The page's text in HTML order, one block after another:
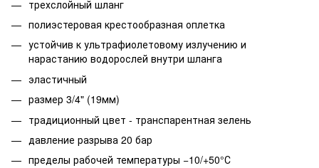
трехслойный шланг
полиэстеровая крестообразная оплетка
устойчив к ультрафиолетовому излучению и
нарастанию водорослей внутри шланга
эластичный
размер 3/4" (19мм)
традиционный цвет - транспарентная зелень
давление разрыва 20 бар
пределы рабочей температуры −10/+50°С